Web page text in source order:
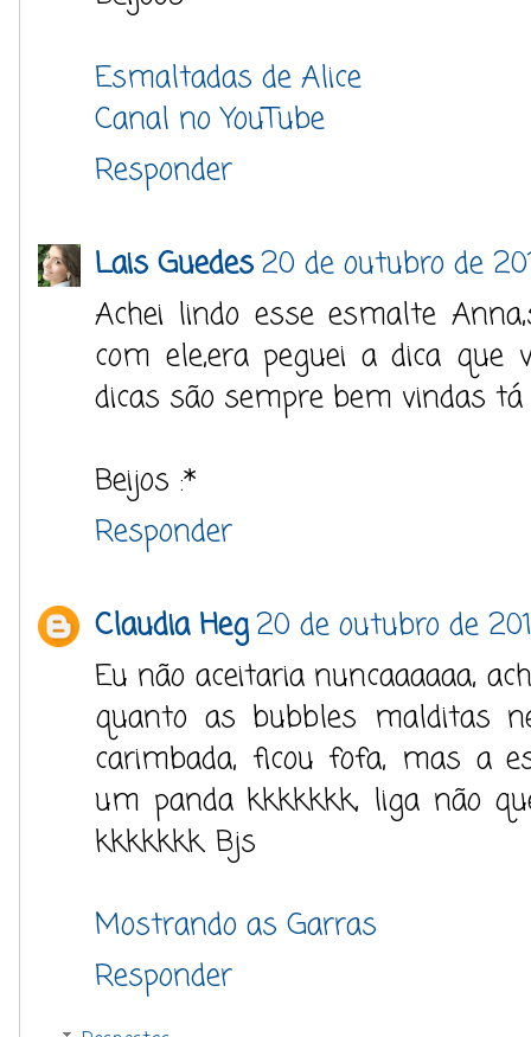
Esmaltadas de Alice
Canal no YouTube
Responder
Lais Guedes20 de outubro de
Achei lindo esse esmalte
com ele,era peguei a dica que
dicas são sempre bem vindas
Beijos :*
Responder
Claudia Heg20 de outubro de
Eu não aceitaria nuncaaaaaa,
quanto as bubbles malditas
carimbada, ficou fofa, mas a
um panda kkkkkkk, liga não
kkkkkkk. Bjs
Mostrando as Garras
Responder